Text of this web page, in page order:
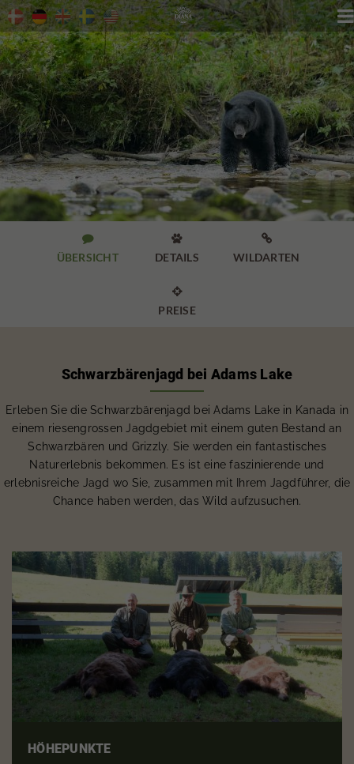


ÜBERSICHT

DETAILS

WILDARTEN

PREISE
Schwarzbärenjagd bei Adams Lake
Erleben Sie die Schwarzbärenjagd bei Adams Lake in Kanada in
einem riesengrossen Jagdgebiet mit einem guten Bestand an
Schwarzbären und Grizzly. Sie werden ein fantastisches
Naturerlebnis bekommen. Es ist eine faszinierende und
erlebnisreiche Jagd wo Sie, zusammen mit Ihrem Jagdführer, die
Chance haben werden, das Wild aufzusuchen.
HÖHEPUNKTE